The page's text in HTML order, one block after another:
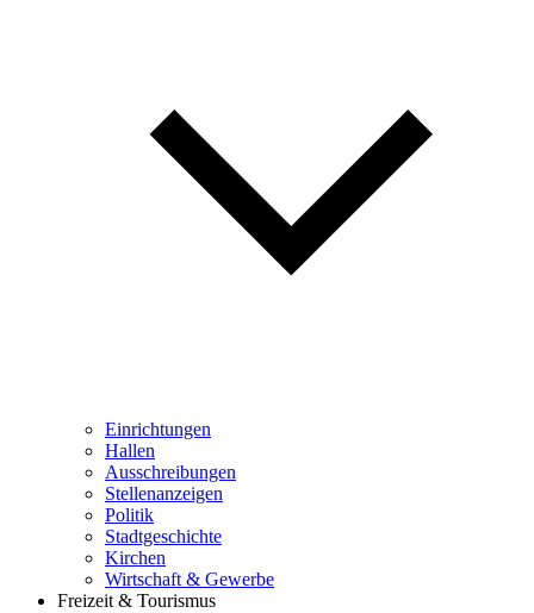
Einrichtungen
Hallen
Ausschreibungen
Stellenanzeigen
Politik
Stadtgeschichte
Kirchen
Wirtschaft & Gewerbe
Freizeit & Tourismus